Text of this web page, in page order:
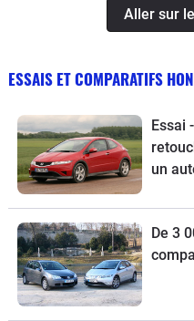
Aller sur
ESSAIS ET COMPARATIFS
Essai
un
De 3